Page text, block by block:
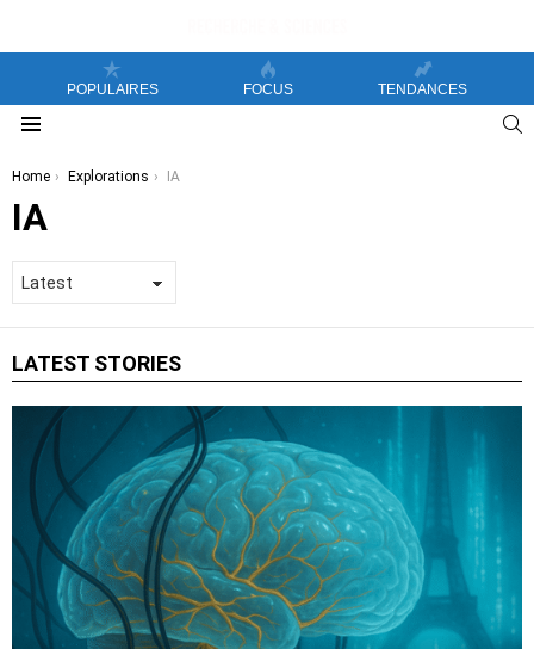
POPULAIRES FOCUS TENDANCES
You are here:
Home Explorations IA
IA
LATEST STORIES